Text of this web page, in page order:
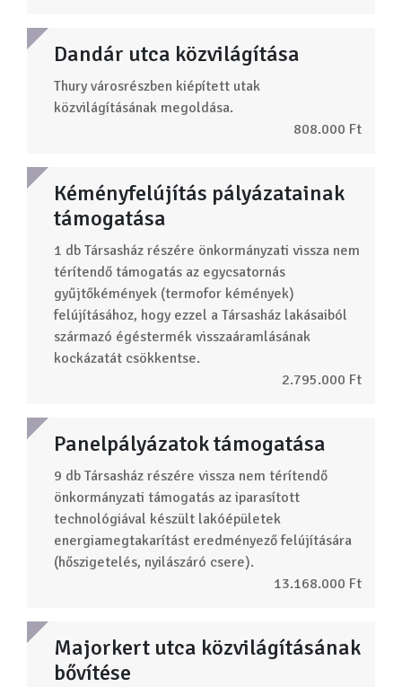
Dandár utca közvilágítása
Thury városrészben kiépített utak
közvilágításának megoldása.
808.000 Ft
Kéményfelújítás pályázatainak
támogatása
1 db Társasház részére önkormányzati vissza nem
térítendő támogatás az egycsatornás
gyűjtőkémények (termofor kémények)
felújításához, hogy ezzel a Társasház lakásaiból
származó égéstermék visszaáramlásának
kockázatát csökkentse.
2.795.000 Ft
Panelpályázatok támogatása
9 db Társasház részére vissza nem térítendő
önkormányzati támogatás az iparasított
technológiával készült lakóépületek
energiamegtakarítást eredményező felújítására
(hőszigetelés, nyilászáró csere).
13.168.000 Ft
Majorkert utca közvilágításának
bővítése